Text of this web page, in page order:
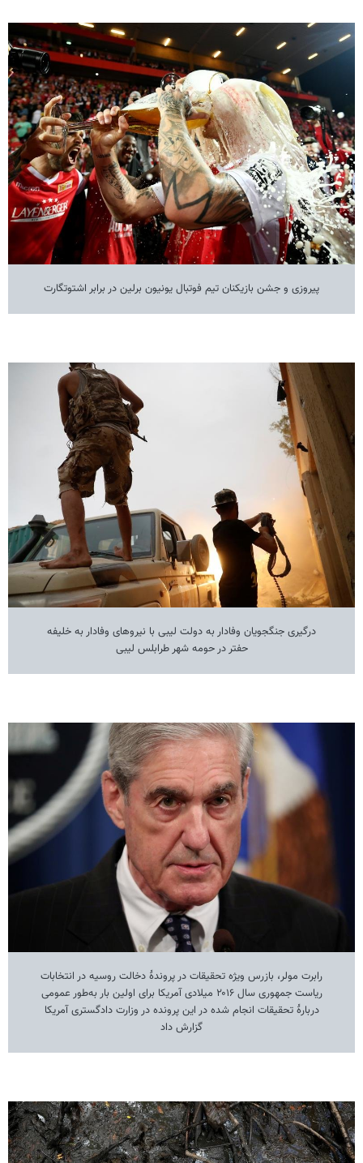
پیروزی و جشن بازیکنان تیم فوتبال یونیون برلین در برابر اشتوتگارت
درگیری جنگجویان وفادار به دولت لیبی با نیروهای وفادار به خلیفه
حفتر در حومه شهر طرابلس لیبی
رابرت مولر، بازرس ویژه تحقیقات در پروندۀ دخالت روسیه در انتخابات
ریاست جمهوری سال ۲۰۱۶ میلادی آمریکا برای اولین بار به‌طور عمومی
دربارۀ تحقیقات انجام شده در این پرونده در وزارت دادگستری آمریکا
گزارش داد